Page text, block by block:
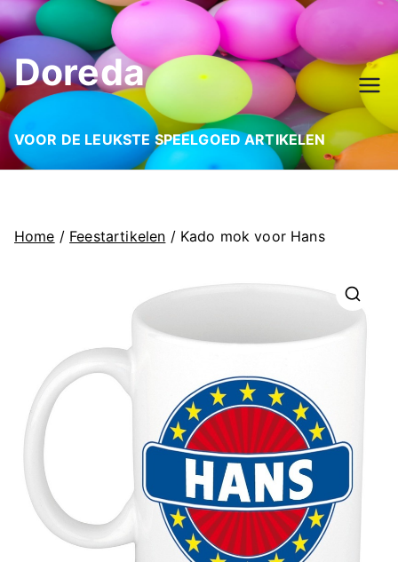
Ga
naar
de
inhoud
Doreda
VOOR DE LEUKSTE SPEELGOED ARTIKELEN
Home / Feestartikelen / Kado mok voor Hans